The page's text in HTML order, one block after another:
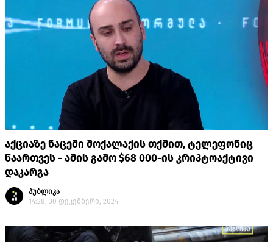
აქციაზე ნაცემი მოქალაქის თქმით, ტელეფონიც
წაართვეს - ამის გამო $68 000-ის კრიპტოაქტივი
დაკარგა
პუბლიკა
14:28, 30 დეკემბერი, 2024